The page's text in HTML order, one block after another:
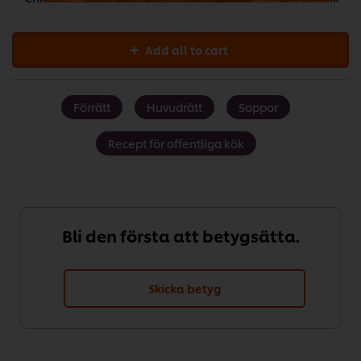
Add all to cart
Förrätt Huvudrätt Soppor
Recept för offentliga kök
Bli den första att betygsätta.
Skicka betyg